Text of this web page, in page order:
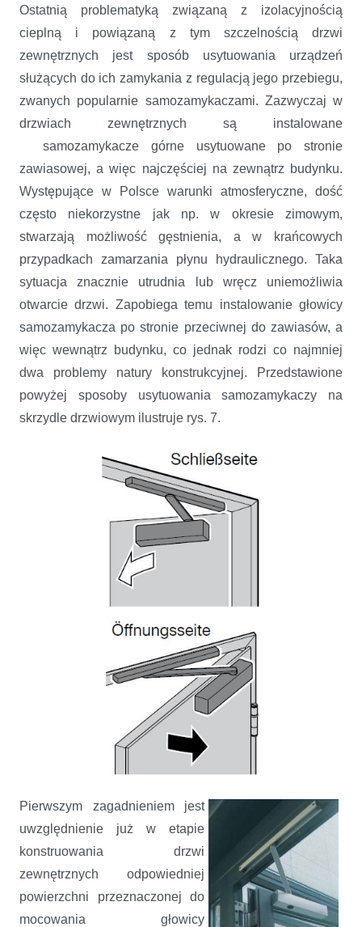
Ostatnią problematyką związaną z izolacyjnością
cieplną i powiązaną z tym szczelnością drzwi
zewnętrznych jest sposób usytuowania urządzeń
służących do ich zamykania z regulacją jego przebiegu,
zwanych popularnie samozamykaczami. Zazwyczaj w
drzwiach zewnętrznych są instalowane
samozamykacze górne usytuowane po stronie
zawiasowej, a więc najczęściej na zewnątrz budynku.
Występujące w Polsce warunki atmosferyczne, dość
często niekorzystne jak np. w okresie zimowym,
stwarzają możliwość gęstnienia, a w krańcowych
przypadkach zamarzania płynu hydraulicznego. Taka
sytuacja znacznie utrudnia lub wręcz uniemożliwia
otwarcie drzwi. Zapobiega temu instalowanie głowicy
samozamykacza po stronie przeciwnej do zawiasów, a
więc wewnątrz budynku, co jednak rodzi co najmniej
dwa problemy natury konstrukcyjnej. Przedstawione
powyżej sposoby usytuowania samozamykaczy na
skrzydle drzwiowym ilustruje rys. 7.
Pierwszym zagadnieniem jest
uwzględnienie już w etapie
konstruowania drzwi
zewnętrznych odpowiedniej
powierzchni przeznaczonej do
mocowania głowicy